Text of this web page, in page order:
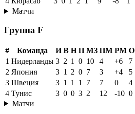
Матчи
Группа F
# Команда И В Н П МЗ ПМ РМ О
1 Нидерланды 3 2 1 0 10 4 +6
7
2 Япония 3 1 2 0 7 3 +4
5
3 Швеция 3 1 1 1 7 7 0
4
4 Тунис 3 0 0 3 2 12 -10 0
Матчи